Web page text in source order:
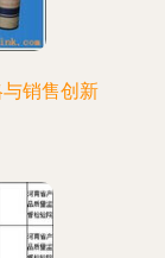
销售创新